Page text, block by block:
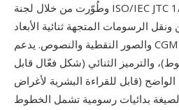
وطُوّرت من خلال لجنة ISO/IEC JTC 1/SC 24. يُحدد المعيار صيغة
الرسومات المتجهة ثنائية الأبعاد
والصور النقطية والنصوص. يدعم CGM ثلاث طرق ترميز: ترميز
والترميز الثنائي (شكل فعّال قابل
الواضح (قابل للقراءة البشرية لأغراض
بدائيات رسومية تشمل الخطوط